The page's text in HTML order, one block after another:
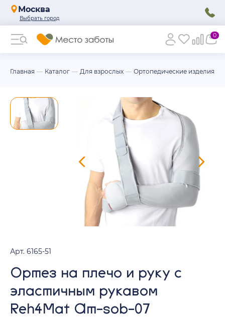
Москва
0
Главная Каталог Для взрослых Ортопедические изделия
Арт. 6165-51
Ортез на плечо и руку с
эластичным рукавом
Reh4Mat Am-sob-07